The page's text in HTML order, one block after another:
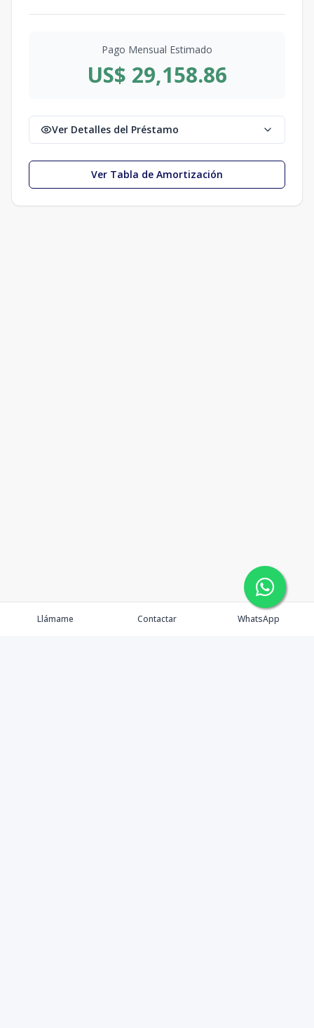
Pago Mensual Estimado
US$ 29,158.86
Ver Detalles del Préstamo
Ver Tabla de Amortización
Llámame Contactar WhatsApp